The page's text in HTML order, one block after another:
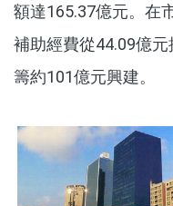
額達165.37億元。在
補助經費從44.09億
籌約101億元興建。